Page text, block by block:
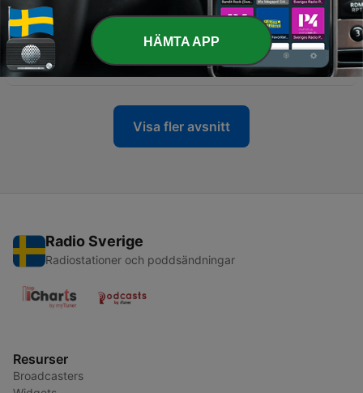
13 Jul 2026
33 - 22. Östrogenläkemedel, trafiksäkerhet och
sparande – statsministern svarar
06 Jul 2026
Visa fler avsnitt
Radio Sverige
Radiostationer och poddsändningar
Resurser
Broadcasters
HÄMTA APP